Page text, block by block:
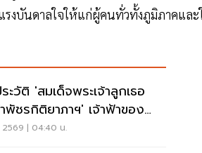
บันดาลใจให้แก่ผู้คนทั่วทั้งภูมิภาคและ
ะวัติ 'สมเด็จพระเจ้าลูกเธอ
พัชรกิติยาภาฯ' เจ้าฟ้าของ
ะชา
2569 | 04:40 น.